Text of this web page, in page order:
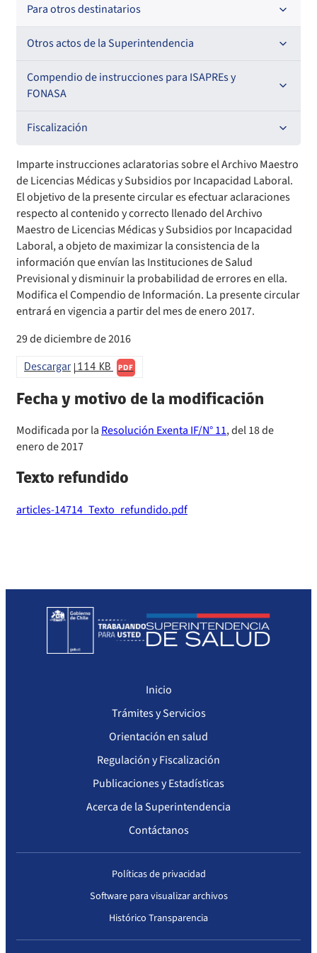
Oficios Circulares
Resoluciones
Oficios Circulares
Circulares
Circulares internas
Resoluciones
Para otros destinatarios
Circulares
Otros actos de la Superintendencia
Antecedentes preparatorios de normas que afecten a
EMT Ley N° 20.416
Comisión Evaluadora de Licitaciones Públicas
Convenios de colaboración
Declaración de patrimonio e intereses de autoridades
Decreta reserva o secreto según Ley N° 20.285
Estructura Orgánica
Informes de Fiscalización
Llamados a concurso de personal
Otras Resoluciones
Sanciones aplicadas
Actas Consejo Consultivo Ley Corta de Isapres
Compendio de instrucciones para ISAPREs y
FONASA
Compendio Beneficios
Compendio de Archivos Maestros
Compendio Información
Compendio Instrumentos Contractuales
Compendio Procedimientos
Fiscalización
Informes de fiscalización
Sanciones aplicadas
Sanciones a Entidades Acreditadoras
Sanciones Agentes de Ventas
Sanciones a Isapres
Imparte instrucciones aclaratorias sobre el Archivo Maestro
de Licencias Médicas y Subsidios por Incapacidad Laboral.
El objetivo de la presente circular es efectuar aclaraciones
respecto al contenido y correcto llenado del Archivo
Maestro de Licencias Médicas y Subsidios por Incapacidad
Laboral, a objeto de maximizar la consistencia de la
información que envían las Instituciones de Salud
Previsional y disminuir la probabilidad de errores en ella.
Modifica el Compendio de Información. La presente circular
entrará en vigencia a partir del mes de enero 2017.
29 de diciembre de 2016
Descargar 114 KB PDF
Fecha y motivo de la modificación
Modificada por la Resolución Exenta IF/N° 11, del 18 de
enero de 2017
Texto refundido
articles-14714_Texto_refundido.pdf
Inicio
Trámites y Servicios
Orientación en salud
Regulación y Fiscalización
Publicaciones y Estadísticas
Acerca de la Superintendencia
Contáctanos
Políticas de privacidad
Software para visualizar archivos
Histórico Transparencia